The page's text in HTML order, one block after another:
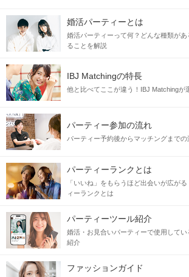
婚活パーティーとは
婚活パーティーって何？どんな種類が
ることを解説
IBJ Matchingの特長
他と比べてここが違う！IBJ Matchingが
パーティー参加の流れ
パーティー予約後からマッチングまで
パーティーランクとは
「いいね」をもらうほど出会いが広が
ィーランクとは
パーティーツール紹介
婚活・お見合いパーティーで使用して
紹介
ファッションガイド